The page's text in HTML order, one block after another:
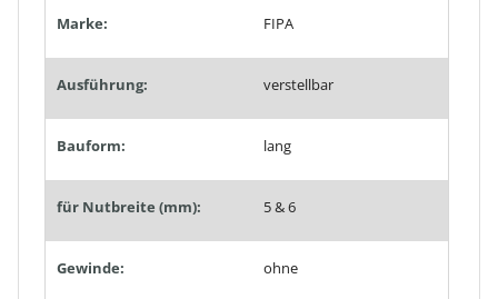
Marke: FIPA
Ausführung: verstellbar
Bauform: lang
für Nutbreite (mm): 5 & 6
Gewinde: ohne